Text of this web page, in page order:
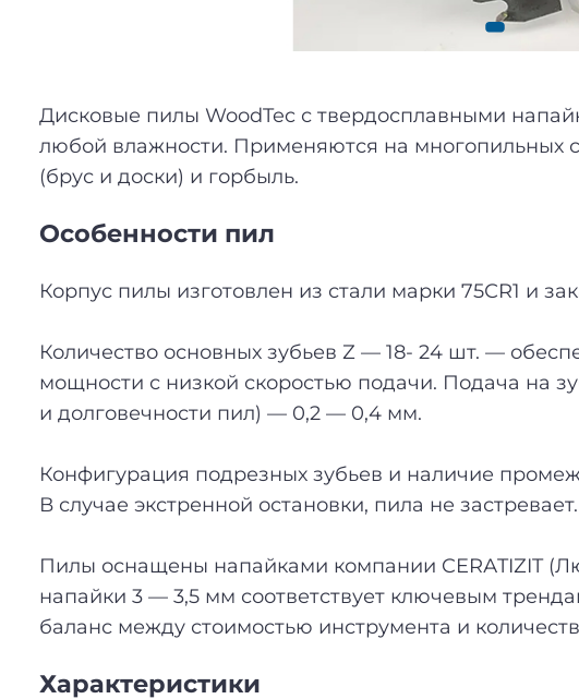
Дисковые пилы WoodTec с твердосплавными
любой влажности. Применяются на многопильных
(брус и доски) и горбыль.
Особенности пил
Корпус пилы изготовлен из стали марки 75СR1 и
Количество основных зубьев Z — 18- 24 шт. —
мощности с низкой скоростью подачи. Подача на
и долговечности пил) — 0,2 — 0,4 мм.
Конфигурация подрезных зубьев и наличие
В случае экстренной остановки, пила не застревает.
Пилы оснащены напайками компании CERАTIZIT
напайки 3 — 3,5 мм соответствует ключевым
баланс между стоимостью инструмента и
Характеристики